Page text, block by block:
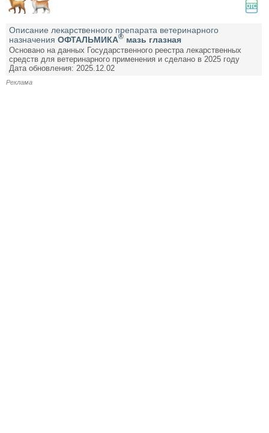
Описание лекарственного препарата ветеринарного
назначения ОФТАЛЬМИКА® мазь глазная
Основано на данных Государственного реестра лекарственных
средств для ветеринарного применения и сделано в 2025 году
Дата обновления: 2025.12.02
Реклама